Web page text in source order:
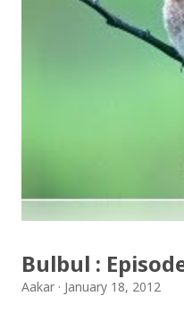
कुराहरुको पाइरेसी बढिरहेको
सरकारले ल्याउन लागेको कुरा,
देखिएपनि, यथार्थमा यो
बन्द हुनेछन् ! साइटहरु बन्द
कुरा त, हिजो गरिएको
खोजेका सबै कुराहरु पाइने,
भेटिँदैन थियो ! बोइङबोईङ
कुराहरु पढ्न पाइएको थिएन !
Bulbul :
Aakar January 18, 2012